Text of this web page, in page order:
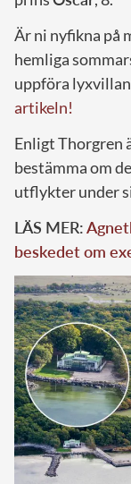
Är ni nyfikna på
hemliga
uppföra lyxvillan
artikeln!
Enligt Thorgren
bestämma om
utflykter under
LÄS MER:
beskedet om